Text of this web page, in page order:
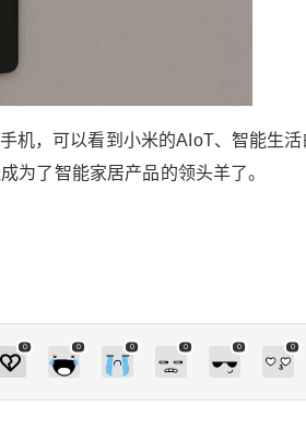
机，可以看到小米的AIoT、智能生
为了智能家居产品的领头羊了。
0 0 0 0 0 0
，小米早在2019年发布小米
环绕屏技术乃至拍照方面大
动小米智能生活往前一大
效率”的时代，因此小米也已
持续优势转化为智能全场景形
此小米的IOT设备已经成为了